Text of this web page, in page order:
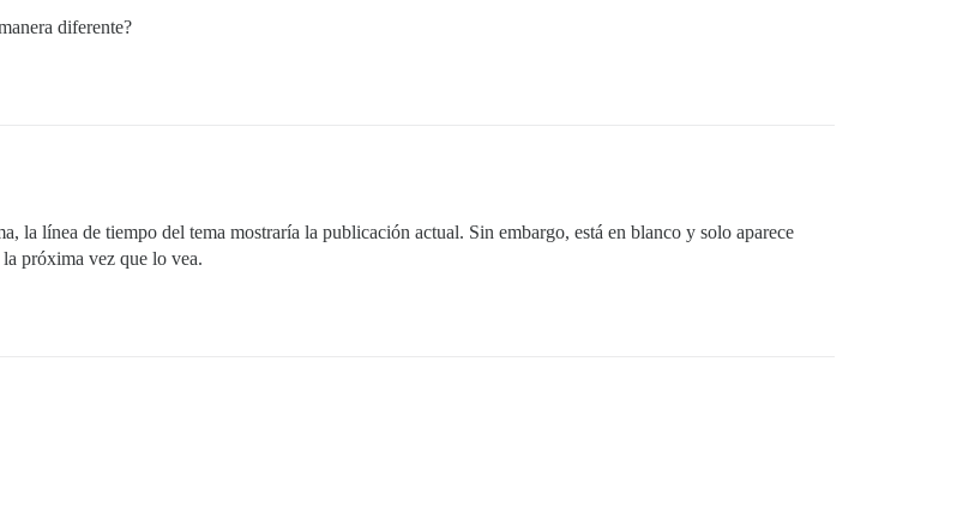
diferente?
la línea de tiempo del tema mostraría la publicación actual. Sin embargo, está en blanco y solo aparece
próxima vez que lo vea.